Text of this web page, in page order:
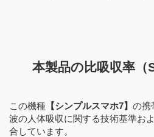
本製品の比吸収率（
この機種 【シンプルスマホ7】 の携
波の人体吸収に関する技術基準お
合しています。